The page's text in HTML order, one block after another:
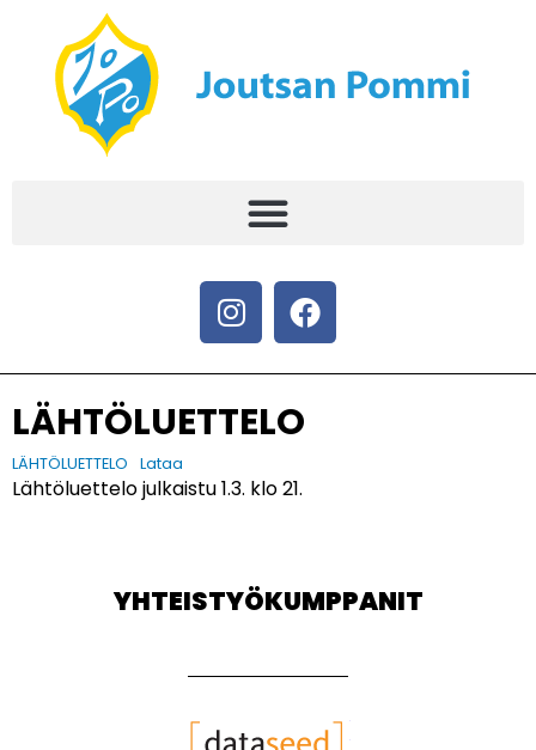
LÄHTÖLUETTELO
LÄHTÖLUETTELO Lataa
Lähtöluettelo julkaistu 1.3. klo 21.
YHTEISTYÖKUMPPANIT